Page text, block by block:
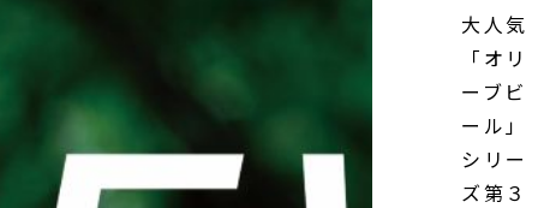
大人気
「オリ
ーブビ
ール」
シリー
ズ第３